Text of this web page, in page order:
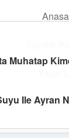
Yaşam
ferahlık katan
Muhatap
Ile Ayran